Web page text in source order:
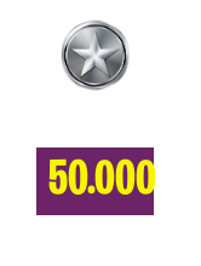
50.000